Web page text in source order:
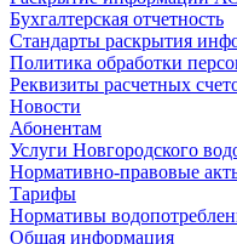
Бухгалтерская отчетность
Стандарты раскрытия
Политика обработки
Реквизиты расчетных
Новости
Абонентам
Услуги Новгородского
Нормативно-правовые
Тарифы
Нормативы
Общая информация